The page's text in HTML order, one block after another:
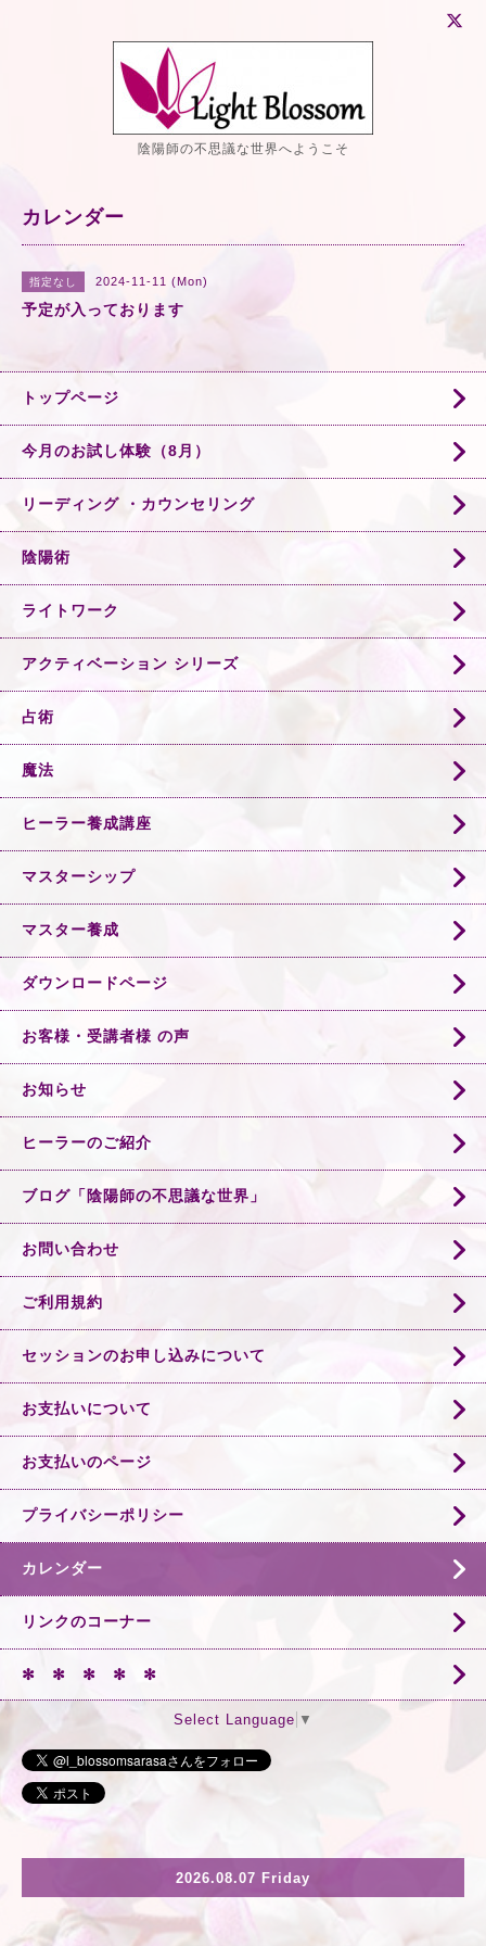
陰陽師の不思議な世界へようこそ
カレンダー
指定なし 2024-11-11 (Mon)
予定が入っております
トップページ
今月のお試し体験（8月）
リーディング ・カウンセリング
陰陽術
ライトワーク
アクティベーション シリーズ
占術
魔法
ヒーラー養成講座
マスターシップ
マスター養成
ダウンロードページ
お客様・受講者様 の声
お知らせ
ヒーラーのご紹介
ブログ「陰陽師の不思議な世界」
お問い合わせ
ご利用規約
セッションのお申し込みについて
お支払いについて
お支払いのページ
プライバシーポリシー
カレンダー
リンクのコーナー
✻ ✻ ✻ ✻ ✻
Select Language ▼
2026.08.07 Friday